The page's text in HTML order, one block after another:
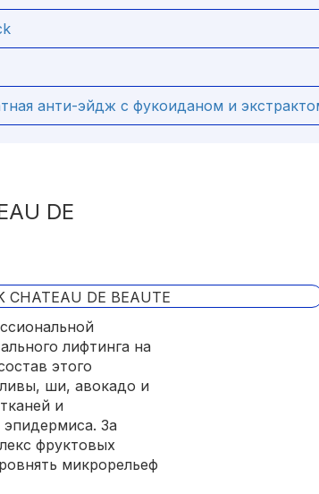
анти-эйдж с фукоиданом и
DE
лифтинга на
этого
ши, авокадо и
и
эпидермиса. За
фруктовых
микрорельеф